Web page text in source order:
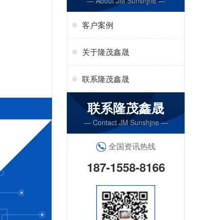
客户案例
关于隆茂鑫晟
联系隆茂鑫晟
联系隆茂鑫晟
— Contact JM Sunshjne —
全国资讯热线
187-1558-8166